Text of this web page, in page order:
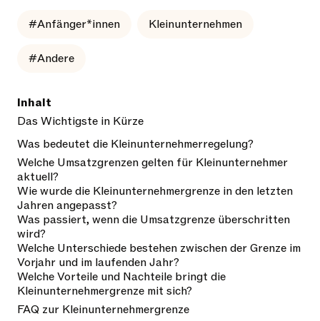
#Anfänger*innen Kleinunternehmen
#Andere
Inhalt
Das Wichtigste in Kürze
Was bedeutet die Kleinunternehmerregelung?
Welche Umsatzgrenzen gelten für Kleinunternehmer
aktuell?
Wie wurde die Kleinunternehmergrenze in den letzten
Jahren angepasst?
Was passiert, wenn die Umsatzgrenze überschritten
wird?
Welche Unterschiede bestehen zwischen der Grenze im
Vorjahr und im laufenden Jahr?
Welche Vorteile und Nachteile bringt die
Kleinunternehmergrenze mit sich?
FAQ zur Kleinunternehmergrenze